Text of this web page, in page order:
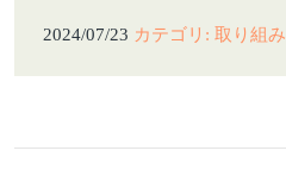
2024/07/23 カテゴリ: 取り組み